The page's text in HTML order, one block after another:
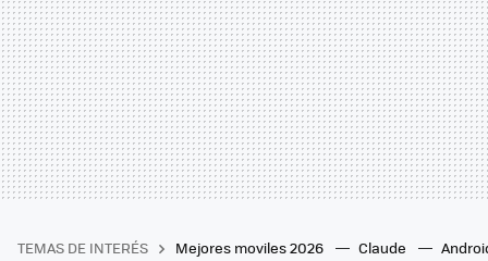
TEMAS DE INTERÉS Mejores moviles 2026 Claude